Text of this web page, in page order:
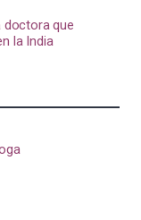
doctora que
la India